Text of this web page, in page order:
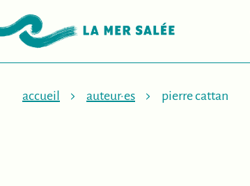
accueil auteur·es pierre cattan